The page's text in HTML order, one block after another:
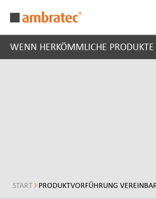
WENN HERKÖMMLICHE PRODUKTE
START PRODUKTVORFÜHRUNG